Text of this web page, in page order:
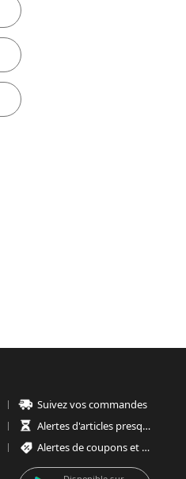
Suivez vos commandes
Alertes d'articles presque épuisés
Alertes de coupons et d'offres